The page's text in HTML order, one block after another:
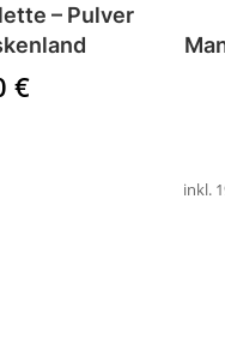
– Pulver
€
inkl.